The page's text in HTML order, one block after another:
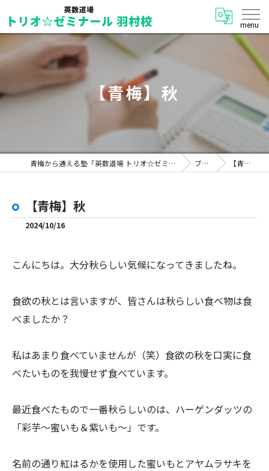
【青梅】秋
青梅から通える塾「英数道場 トリオ☆ゼミナール 羽村校」 ブログ 【青梅】秋
【青梅】秋
2024/10/16
こんにちは。大分秋らしい気候になってきましたね。
食欲の秋とは言いますが、皆さんは秋らしい食べ物は食
べましたか？
私はあまり食べていませんが（笑）食欲の秋を口実に食
べたいものを我慢せず食べています。
最近食べたもので一番秋らしいのは、ハーゲンダッツの
「彩芋～蜜いも＆紫いも～」です。
名前の通り紅はるかを使用した蜜いもとアヤムラサキを